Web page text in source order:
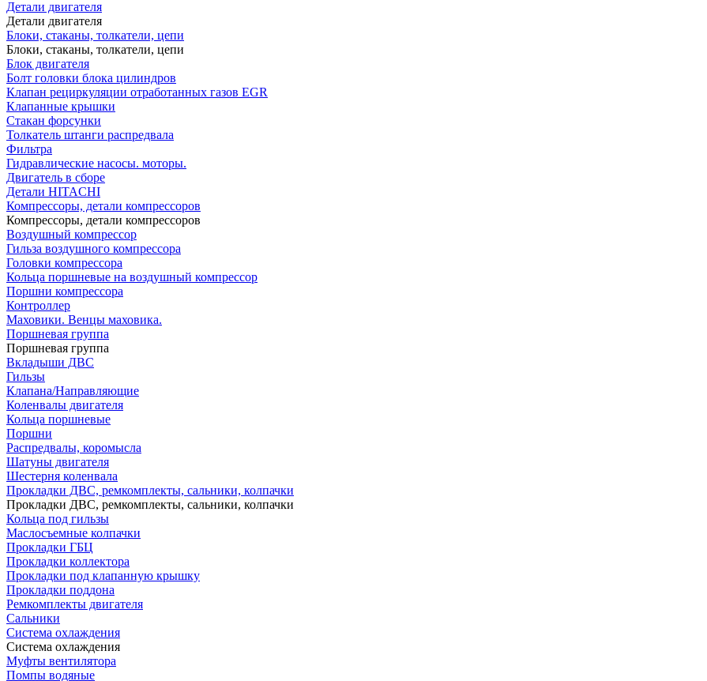
Детали двигателя
Детали двигателя
Блоки, стаканы, толкатели, цепи
Блоки, стаканы, толкатели, цепи
Блок двигателя
Болт головки блока цилиндров
Клапан рециркуляции отработанных газов EGR
Клапанные крышки
Стакан форсунки
Толкатель штанги распредвала
Фильтра
Гидравлические насосы. моторы.
Двигатель в сборе
Детали HITACHI
Компрессоры, детали компрессоров
Компрессоры, детали компрессоров
Воздушный компрессор
Гильза воздушного компрессора
Головки компрессора
Кольца поршневые на воздушный компрессор
Поршни компрессора
Контроллер
Маховики. Венцы маховика.
Поршневая группа
Поршневая группа
Вкладыши ДВС
Гильзы
Клапана/Направляющие
Коленвалы двигателя
Кольца поршневые
Поршни
Распредвалы, коромысла
Шатуны двигателя
Шестерня коленвала
Прокладки ДВС, ремкомплекты, сальники, колпачки
Прокладки ДВС, ремкомплекты, сальники, колпачки
Кольца под гильзы
Маслосъемные колпачки
Прокладки ГБЦ
Прокладки коллектора
Прокладки под клапанную крышку
Прокладки поддона
Ремкомплекты двигателя
Сальники
Система охлаждения
Система охлаждения
Муфты вентилятора
Помпы водяные